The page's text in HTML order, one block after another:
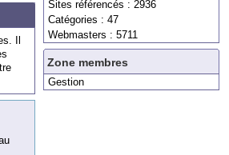
Sites référencés : 2936
Catégories : 47
Webmasters : 5711
Zone membres
Gestion
.
tre